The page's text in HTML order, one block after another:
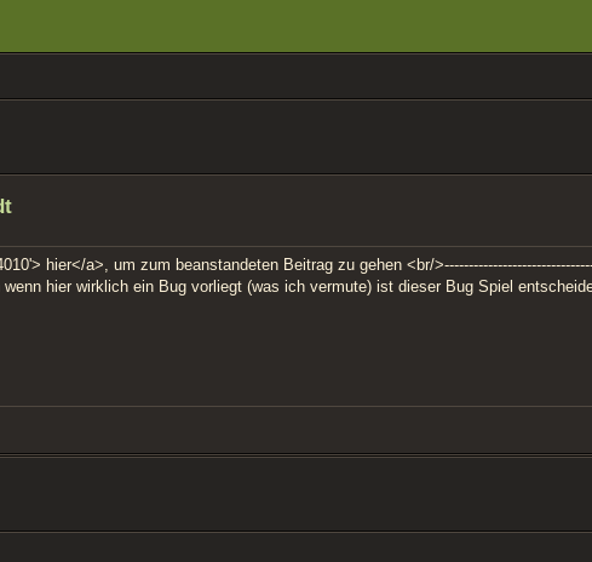
hier</a>, um zum beanstandeten Beitrag zu gehen <br/
hier wirklich ein Bug vorliegt (was ich vermute) ist dieser Bug Spiel